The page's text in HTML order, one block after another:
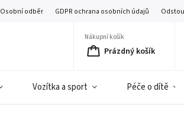
Osobní odběr GDPR ochrana osobních údajů
Nákupní košík
Prázdný košík
Vozítka a sport Péče o dítě